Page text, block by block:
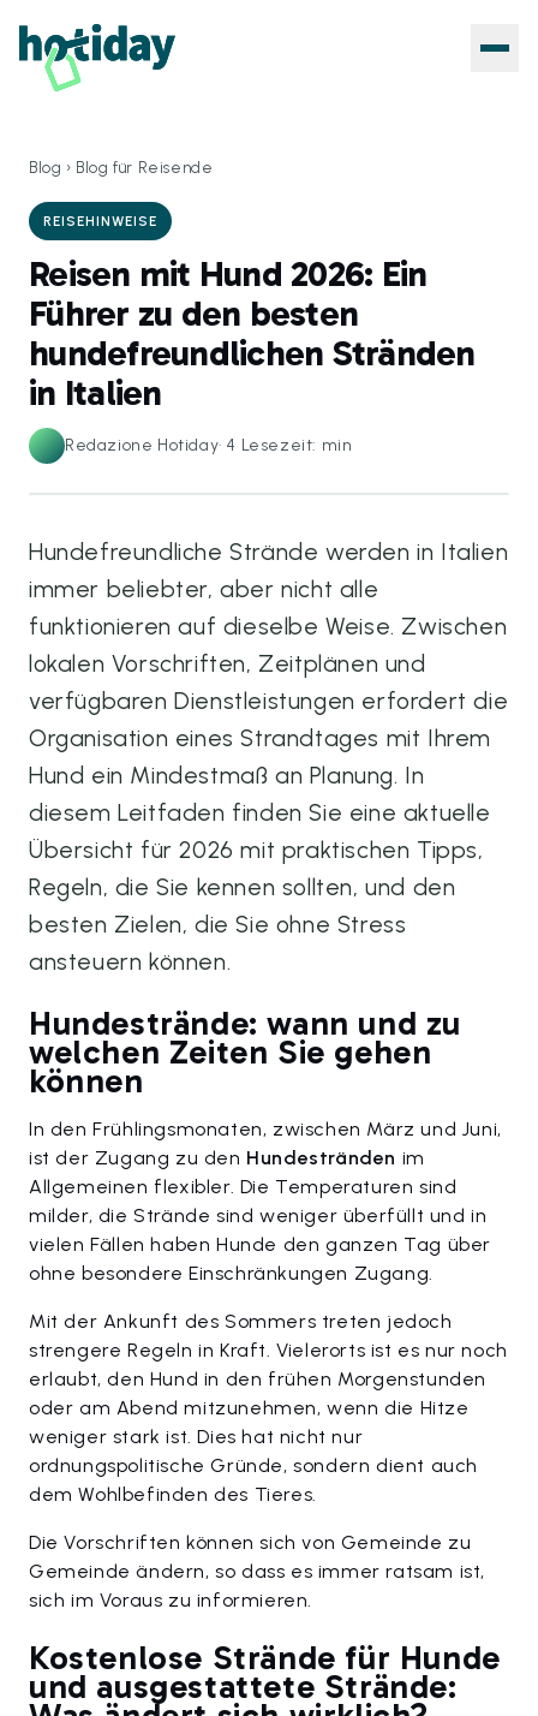
Blog › Blog für Reisende
REISEHINWEISE
Reisen mit Hund 2026: Ein
Führer zu den besten
hundefreundlichen Stränden
in Italien
Redazione Hotiday· 4 Lesezeit: min
Hundefreundliche Strände werden in Italien
immer beliebter, aber nicht alle
funktionieren auf dieselbe Weise. Zwischen
lokalen Vorschriften, Zeitplänen und
verfügbaren Dienstleistungen erfordert die
Organisation eines Strandtages mit Ihrem
Hund ein Mindestmaß an Planung. In
diesem Leitfaden finden Sie eine aktuelle
Übersicht für 2026 mit praktischen Tipps,
Regeln, die Sie kennen sollten, und den
besten Zielen, die Sie ohne Stress
ansteuern können.
Hundestrände: wann und zu
welchen Zeiten Sie gehen
können
In den Frühlingsmonaten, zwischen März und Juni,
ist der Zugang zu den Hundestränden im
Allgemeinen flexibler. Die Temperaturen sind
milder, die Strände sind weniger überfüllt und in
vielen Fällen haben Hunde den ganzen Tag über
ohne besondere Einschränkungen Zugang.
Mit der Ankunft des Sommers treten jedoch
strengere Regeln in Kraft. Vielerorts ist es nur noch
erlaubt, den Hund in den frühen Morgenstunden
oder am Abend mitzunehmen, wenn die Hitze
weniger stark ist. Dies hat nicht nur
ordnungspolitische Gründe, sondern dient auch
dem Wohlbefinden des Tieres.
Die Vorschriften können sich von Gemeinde zu
Gemeinde ändern, so dass es immer ratsam ist,
sich im Voraus zu informieren.
Kostenlose Strände für Hunde
und ausgestattete Strände: